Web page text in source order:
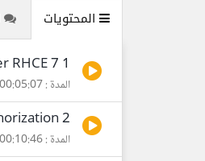
المحتويات
1 Red Hat Certified Engineer RHCE 7
المدة : 00:05:07
2 RHCE7 Configuring External Authentication and Authorization
المدة : 00:10:46